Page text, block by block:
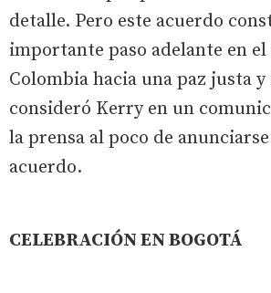
detalle. Pero este acuerdo
importante paso adelante en el
Colombia hacia una paz justa y
consideró Kerry en un
la prensa al poco de
acuerdo.
CELEBRACIÓN EN BOGOTÁ